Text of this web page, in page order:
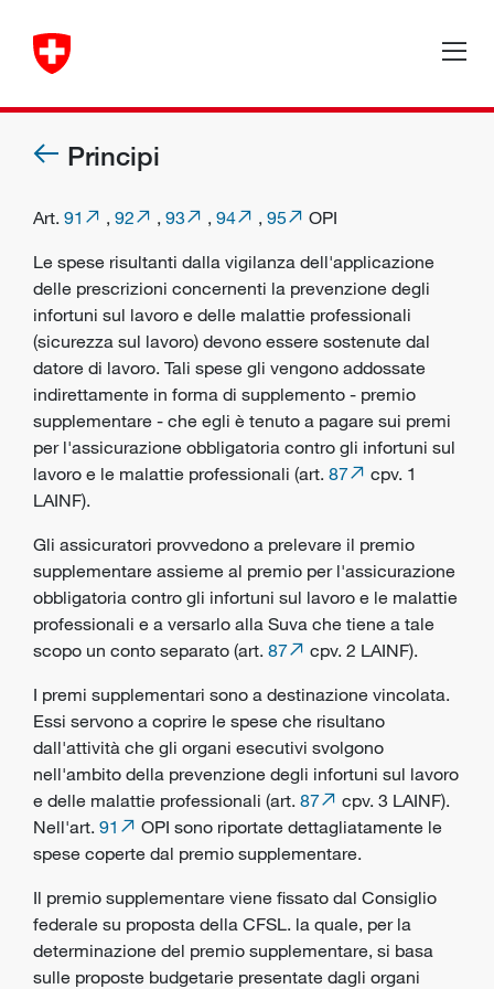
Principi
Art. 91 , 92 , 93 , 94 , 95
OPI
Le spese risultanti dalla vigilanza dell'applicazione
delle prescrizioni concernenti la prevenzione degli
infortuni sul lavoro e delle malattie professionali
(sicurezza sul lavoro) devono essere sostenute dal
datore di lavoro. Tali spese gli vengono addossate
indirettamente in forma di supplemento - premio
supplementare - che egli è tenuto a pagare sui premi
per l'assicurazione obbligatoria contro gli infortuni sul
lavoro e le malattie professionali (art. 87
cpv. 1
LAINF).
Gli assicuratori provvedono a prelevare il premio
supplementare assieme al premio per l'assicurazione
obbligatoria contro gli infortuni sul lavoro e le malattie
professionali e a versarlo alla Suva che tiene a tale
scopo un conto separato (art. 87
cpv. 2 LAINF).
I premi supplementari sono a destinazione vincolata.
Essi servono a coprire le spese che risultano
dall'attività che gli organi esecutivi svolgono
nell'ambito della prevenzione degli infortuni sul lavoro
e delle malattie professionali (art. 87
cpv. 3 LAINF).
Nell'art. 91
OPI sono riportate dettagliatamente le
spese coperte dal premio supplementare.
Il premio supplementare viene fissato dal Consiglio
federale su proposta della CFSL. la quale, per la
determinazione del premio supplementare, si basa
sulle proposte budgetarie presentate dagli organi